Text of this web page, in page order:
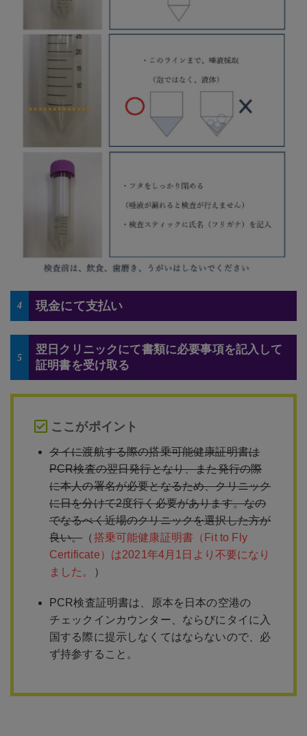
4 現金にて支払い
5
翌日クリニックにて書類に必要事項を記入して
証明書を受け取る
ここがポイント
タイに渡航する際の搭乗可能健康証明書は
PCR検査の翌日発行となり、また発行の際
に本人の署名が必要となるため、クリニック
に日を分けて2度行く必要があります。なの
でなるべく近場のクリニックを選択した方が
良い。（搭乗可能健康証明書（Fit to Fly
Certificate）は2021年4月1日より不要になり
ました。
）
PCR検査証明書は、原本を日本の空港の
チェックインカウンター、ならびにタイに入
国する際に提示しなくてはならないので、必
ず持参すること。